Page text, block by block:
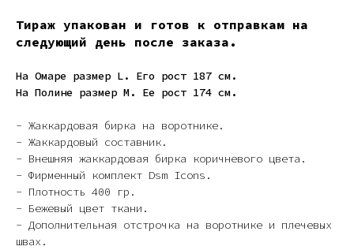
Тираж упакован и готов к отправкам на
следующий день после заказа.
На Омаре размер L. Его рост 187 см.
На Полине размер M. Ее рост 174 см.
- Жаккардовая бирка на воротнике.
- Жаккардовый составник.
- Внешняя жаккардовая бирка коричневого цвета.
- Фирменный комплект Dsm Icons.
- Плотность 400 гр.
- Бежевый цвет ткани.
- Дополнительная отстрочка на воротнике и плечевых
швах.